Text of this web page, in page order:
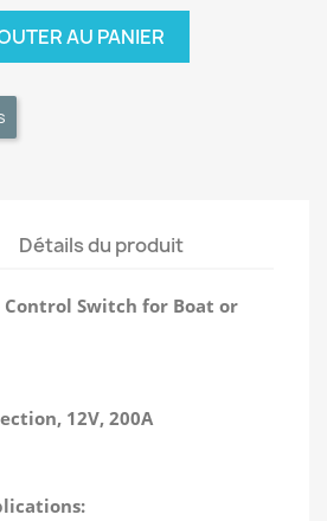
AU PANIER
Détails du produit
Control Switch for Boat or
12V, 200A